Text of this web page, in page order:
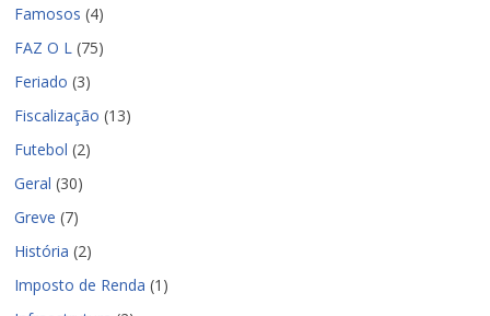
Famosos (4)
FAZ O L (75)
Feriado (3)
Fiscalização (13)
Futebol (2)
Geral (30)
Greve (7)
História (2)
Imposto de Renda (1)